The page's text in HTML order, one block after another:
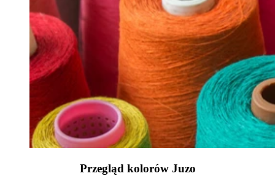
Przegląd kolorów Juzo